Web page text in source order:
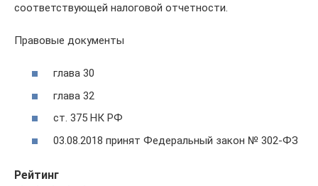
соответствующей налоговой отчетности.
Правовые документы
глава 30
глава 32
ст. 375 НК РФ
03.08.2018 принят Федеральный закон № 302-ФЗ
Рейтинг